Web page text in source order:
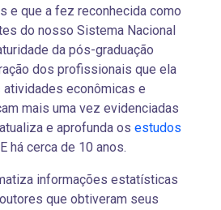
e que a fez reconhecida como
do nosso Sistema Nacional
da pós-graduação
dos profissionais que ela
econômicas e
mais uma vez evidenciadas
e aprofunda os estudos
há cerca de 10 anos.
informações estatísticas
que obtiveram seus